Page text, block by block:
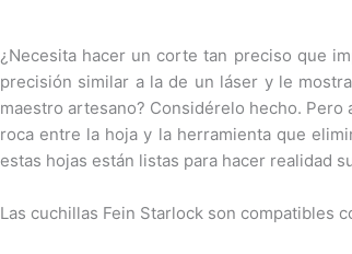
¿Necesita hacer un corte tan preciso que
precisión similar a la de un láser y le
maestro artesano? Considérelo hecho.
roca entre la hoja y la herramienta que
estas hojas están listas para hacer realidad
Las cuchillas Fein Starlock son compatibles